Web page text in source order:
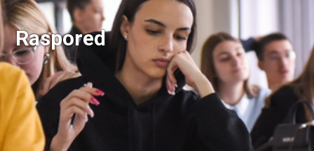
Raspored